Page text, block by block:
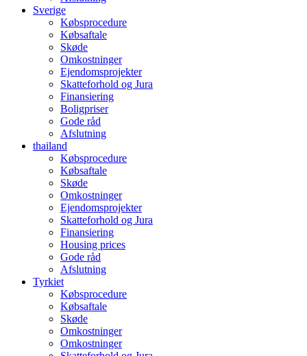
Sverige
Købsprocedure
Købsaftale
Skøde
Omkostninger
Ejendomsprojekter
Skatteforhold og Jura
Finansiering
Boligpriser
Gode råd
Afslutning
thailand
Købsprocedure
Købsaftale
Skøde
Omkostninger
Ejendomsprojekter
Skatteforhold og Jura
Finansiering
Housing prices
Gode råd
Afslutning
Tyrkiet
Købsprocedure
Købsaftale
Skøde
Omkostninger
Omkostninger